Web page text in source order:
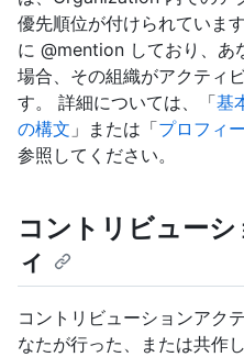
優先順位が付けられていま
に @mention しており、あ
場合、その組織がアクティ
す。 詳細については、「基
の構文 」または「プロフィ
参照してください。
コントリビュー
ィ
コントリビューションアク
なたが行った、または共作